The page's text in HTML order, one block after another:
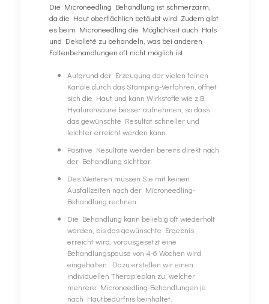
Die Microneedling Behandlung ist schmerzarm,
da die Haut oberflächlich betäubt wird. Zudem gibt
es beim Microneedling die Möglichkeit auch Hals
und Dekolleté zu behandeln, was bei anderen
Faltenbehandlungen oft nicht möglich ist.
Aufgrund der Erzeugung der vielen feinen
Kanäle durch das Stamping-Verfahren, öffnet
sich die Haut und kann Wirkstoffe wie z.B.
Hyaluronsäure besser aufnehmen, so dass
das gewünschte Resultat schneller und
leichter erreicht werden kann.
Positive Resultate werden bereits direkt nach
der Behandlung sichtbar.
Des Weiteren müssen Sie mit keinen
Ausfallzeiten nach der Microneedling-
Behandlung rechnen.
Die Behandlung kann beliebig oft wiederholt
werden, bis das gewünschte Ergebnis
erreicht wird, vorausgesetzt eine
Behandlungspause von 4-6 Wochen wird
eingehalten. Dazu erstellen wir einen
individuellen Therapieplan zu, welcher
mehrere Microneedling-Behandlungen je
nach Hautbedürfnis beinhaltet.